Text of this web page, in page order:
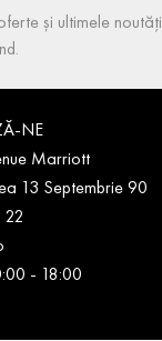
și ultimele noutăți
NE
Marriott
13 Septembrie 90
- 18:00